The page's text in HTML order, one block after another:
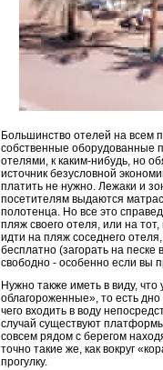
Большинство отелей на всем
собственные оборудованные
отелями, к каким-нибудь, но
источник безусловной
платить не нужно. Лежаки и
посетителям выдаются
полотенца. Но все это
пляж своего отеля, или на
идти на пляж соседнего
бесплатно (загорать на песке
свободно - особенно если вы
Нужно также иметь в виду,
облагороженные», то есть
чего входить в воду
случай существуют
совсем рядом с берегом
точно такие же, как вокруг
прогулку.